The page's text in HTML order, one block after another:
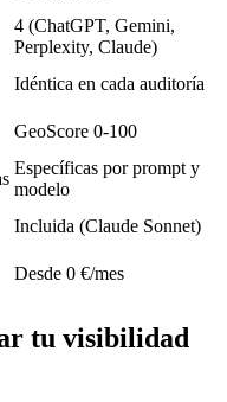
4 (ChatGPT, Gemini,
Perplexity, Claude)
Idéntica en cada auditoría
GeoScore 0-100
Específicas por prompt y
modelo
Incluida (Claude Sonnet)
Desde 0 €/mes
tu visibilidad